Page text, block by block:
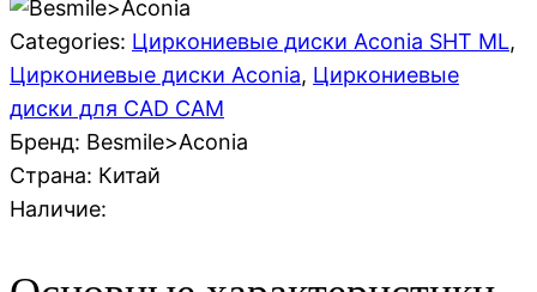
Categories: Циркониевые диски Aconia SHT ML,
Циркониевые диски Aconia, Циркониевые
диски для CAD CAM
Бренд: Besmile>Aconia
Страна: Китай
Наличие: